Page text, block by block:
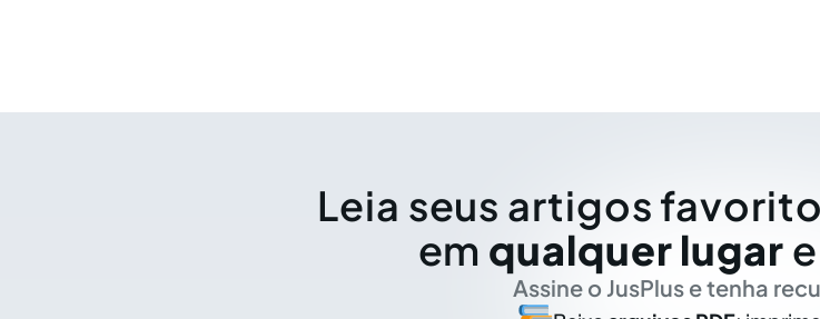
Leia seus artigos
em qualquer lugar e
Assine o JusPlus e tenha